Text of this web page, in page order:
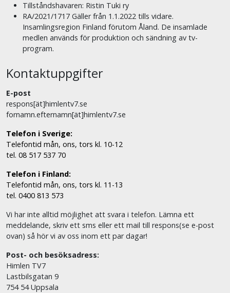
Tillståndshavaren: Ristin Tuki ry
RA/2021/1717 Gäller från 1.1.2022 tills vidare.
Insamlingsregion Finland förutom Åland. De insamlade
medlen används för produktion och sändning av tv-
program.
Kontaktuppgifter
E-post
respons[ät]himlentv7.se
fornamn.efternamn[ät]himlentv7.se
Telefon i Sverige:
Telefontid mån, ons, tors kl. 10-12
tel. 08 517 537 70
Telefon i Finland:
Telefontid mån, ons, tors kl. 11-13
tel. 0400 813 573
Vi har inte alltid möjlighet att svara i telefon. Lämna ett
meddelande, skriv ett sms eller ett mail till respons(se e-post
ovan) så hör vi av oss inom ett par dagar!
Post- och besöksadress:
Himlen TV7
Lastbilsgatan 9
754 54 Uppsala